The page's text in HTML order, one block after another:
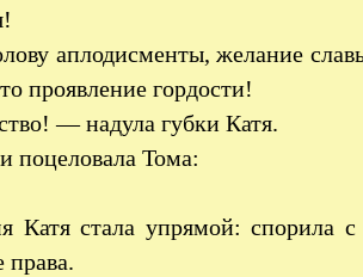
аплодисменты, желание
проявление гордости!
— надула губки Катя.
поцеловала Тома:
Катя стала упрямой: спорила
права.